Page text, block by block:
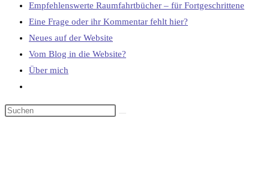
Empfehlenswerte Raumfahrtbücher – für Fortgeschrittene
Eine Frage oder ihr Kommentar fehlt hier?
Neues auf der Website
Vom Blog in die Website?
Über mich
umschalten